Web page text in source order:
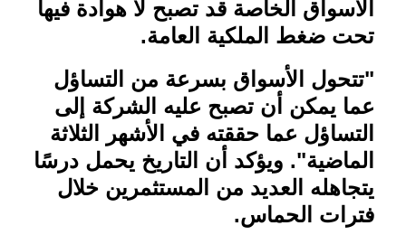
الأسواق الخاصة قد تصبح لا هوادة فيها
تحت ضغط الملكية العامة.
"تتحول الأسواق بسرعة من التساؤل
عما يمكن أن تصبح عليه الشركة إلى
التساؤل عما حققته في الأشهر الثلاثة
الماضية." ويؤكد أن التاريخ يحمل درسًا
يتجاهله العديد من المستثمرين خلال
فترات الحماس.